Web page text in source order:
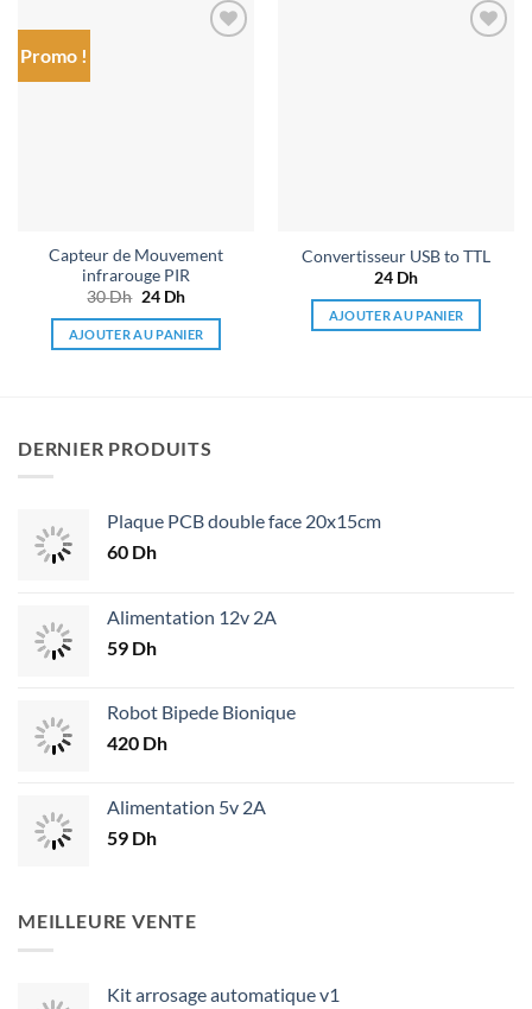
Promo !
Capteur de Mouvement
infrarouge PIR
30Dh Le
initial
était :
24 DhLe
actuel
est :
AJOUTER AU PANIER
Convertisseur USB to TTL
24 Dh
AJOUTER AU PANIER
DERNIER PRODUITS
Plaque PCB double face 20x15cm
60 Dh
Alimentation 12v 2A
59 Dh
Robot Bipede Bionique
420 Dh
Alimentation 5v 2A
59 Dh
MEILLEURE VENTE
Kit arrosage automatique v1